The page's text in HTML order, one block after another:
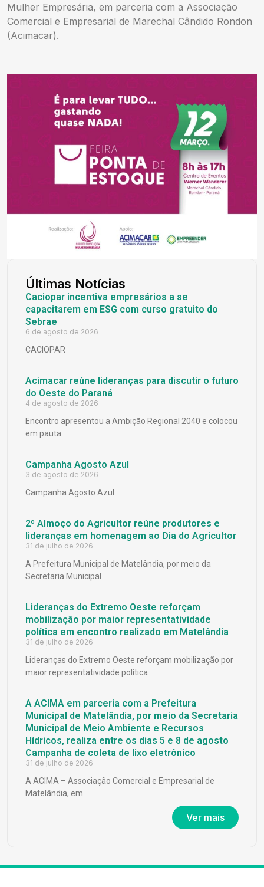
Mulher Empresária, em parceria com a Associação
Comercial e Empresarial de Marechal Cândido Rondon
(Acimacar).
Últimas Notícias
Caciopar incentiva empresários a se
capacitarem em ESG com curso gratuito do
Sebrae
6 de agosto de 2026
CACIOPAR
Acimacar reúne lideranças para discutir o futuro
do Oeste do Paraná
4 de agosto de 2026
Encontro apresentou a Ambição Regional 2040 e colocou
em pauta
Campanha Agosto Azul
3 de agosto de 2026
Campanha Agosto Azul
2º Almoço do Agricultor reúne produtores e
lideranças em homenagem ao Dia do Agricultor
31 de julho de 2026
A Prefeitura Municipal de Matelândia, por meio da
Secretaria Municipal
Lideranças do Extremo Oeste reforçam
mobilização por maior representatividade
política em encontro realizado em Matelândia
31 de julho de 2026
Lideranças do Extremo Oeste reforçam mobilização por
maior representatividade política
A ACIMA em parceria com a Prefeitura
Municipal de Matelândia, por meio da Secretaria
Municipal de Meio Ambiente e Recursos
Hídricos, realiza entre os dias 5 e 8 de agosto
Campanha de coleta de lixo eletrônico
31 de julho de 2026
A ACIMA – Associação Comercial e Empresarial de
Matelândia, em
Ver mais